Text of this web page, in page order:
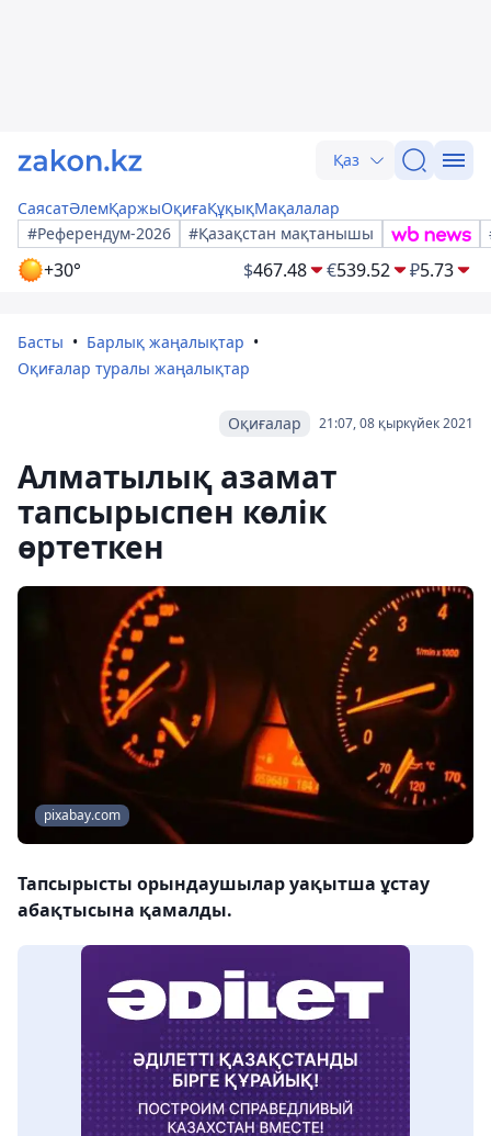
Қаз
СаясатӘлемҚаржыОқиғаҚұқықМақалалар
#Референдум-2026
#Қазақстан мақтанышы
+30° $467.48 €539.52 ₽5.73
Басты
Барлық жаңалықтар
Оқиғалар туралы жаңалықтар
21:07, 08 қыркүйек 2021
Оқиғалар
Алматылық азамат
тапсырыспен көлік
өртеткен
pixabay.com
Тапсырысты орындаушылар уақытша ұстау
абақтысына қамалды.